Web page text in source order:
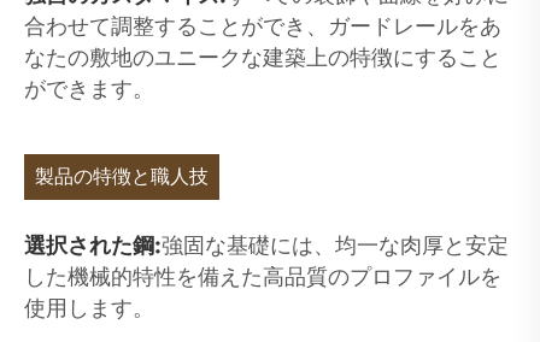
合わせて調整することができ、ガードレールをあ
なたの敷地のユニークな建築上の特徴にすること
ができます。
製品の特徴と職人技
選択された鋼:強固な基礎には、均一な肉厚と安定
した機械的特性を備えた高品質のプロファイルを
使用します。